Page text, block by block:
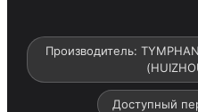
Производитель:
Доступный